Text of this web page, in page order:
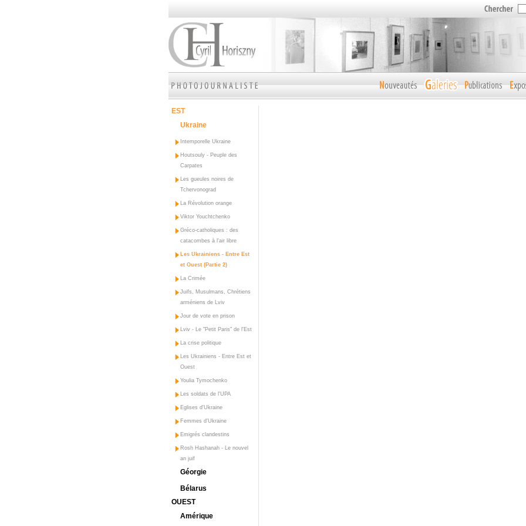
EST
Ukraine
Intemporelle Ukraine
Houtsouly - Peuple des
Carpates
Les gueules noires de
Tchervonograd
La Révolution orange
Viktor Youchtchenko
Gréco-catholiques : des
catacombes à l'air libre
Les Ukrainiens - Entre Est
et Ouest (Partie 2)
La Crimée
Juifs, Musulmans, Chrétiens
arméniens de Lviv
Jour de vote en prison
Lviv - Le "Petit Paris" de l'Est
La crise politique
Les Ukrainiens - Entre Est et
Ouest
Youlia Tymochenko
Les soldats de l'UPA
Eglises d'Ukraine
Femmes d'Ukraine
Emigrés clandestins
Rosh Hashanah - Le nouvel
an juif
Géorgie
Bélarus
OUEST
Amérique